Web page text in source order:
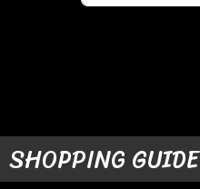
SHOPPING GUIDE